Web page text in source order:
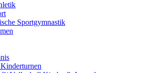
Sportgymnastik